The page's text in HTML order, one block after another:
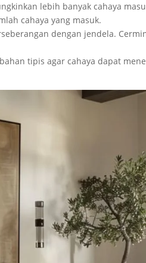
lebih banyak cahaya
cahaya yang masuk.
dengan jendela.
tipis agar cahaya dapat